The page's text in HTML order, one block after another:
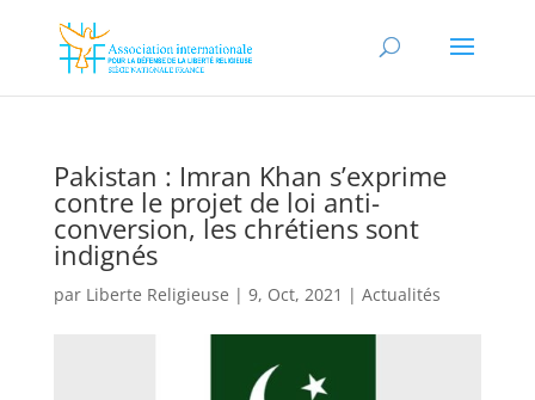
Pakistan : Imran Khan s’exprime
contre le projet de loi anti-
conversion, les chrétiens sont
indignés
par Liberte Religieuse | 9, Oct, 2021 | Actualités